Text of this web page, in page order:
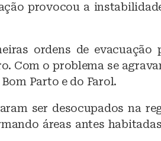
provocou a
ordens de evacuação
Com o problema se
Parto e do Farol.
ser desocupados na
áreas antes